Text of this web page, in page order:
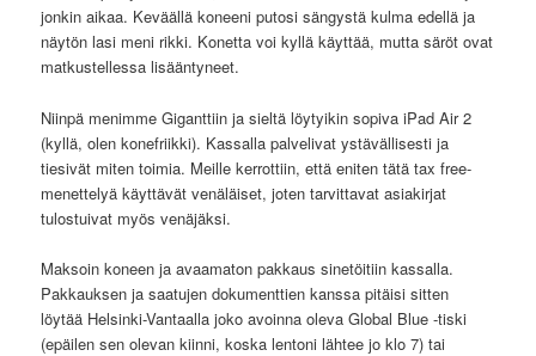
jonkin aikaa. Keväällä koneeni putosi sängystä kulma edellä ja
näytön lasi meni rikki. Konetta voi kyllä käyttää, mutta säröt ovat
matkustellessa lisääntyneet.
Niinpä menimme Giganttiin ja sieltä löytyikin sopiva iPad Air 2
(kyllä, olen konefriikki). Kassalla palvelivat ystävällisesti ja
tiesivät miten toimia. Meille kerrottiin, että eniten tätä tax free-
menettelyä käyttävät venäläiset, joten tarvittavat asiakirjat
tulostuivat myös venäjäksi.
Maksoin koneen ja avaamaton pakkaus sinetöitiin kassalla.
Pakkauksen ja saatujen dokumenttien kanssa pitäisi sitten
löytää Helsinki-Vantaalla joko avoinna oleva Global Blue -tiski
(epäilen sen olevan kiinni, koska lentoni lähtee jo klo 7) tai